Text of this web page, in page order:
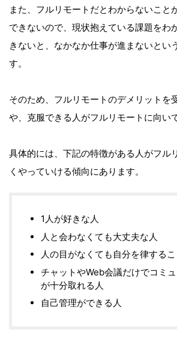
また、フルリモートだとわからないこと
できないので、現状抱えている課題をわ
きないと、なかなか仕事が進まないとい
す。
そのため、フルリモートのデメリットを
や、克服できる人がフルリモートに向い
具体的には、下記の特徴がある人がフル
くやっていける傾向にあります。
1人が好きな人
人と会わなくても大丈夫な人
人の目がなくても自分を律する
チャットやWeb会議だけでコミ
が十分取れる人
自己管理ができる人